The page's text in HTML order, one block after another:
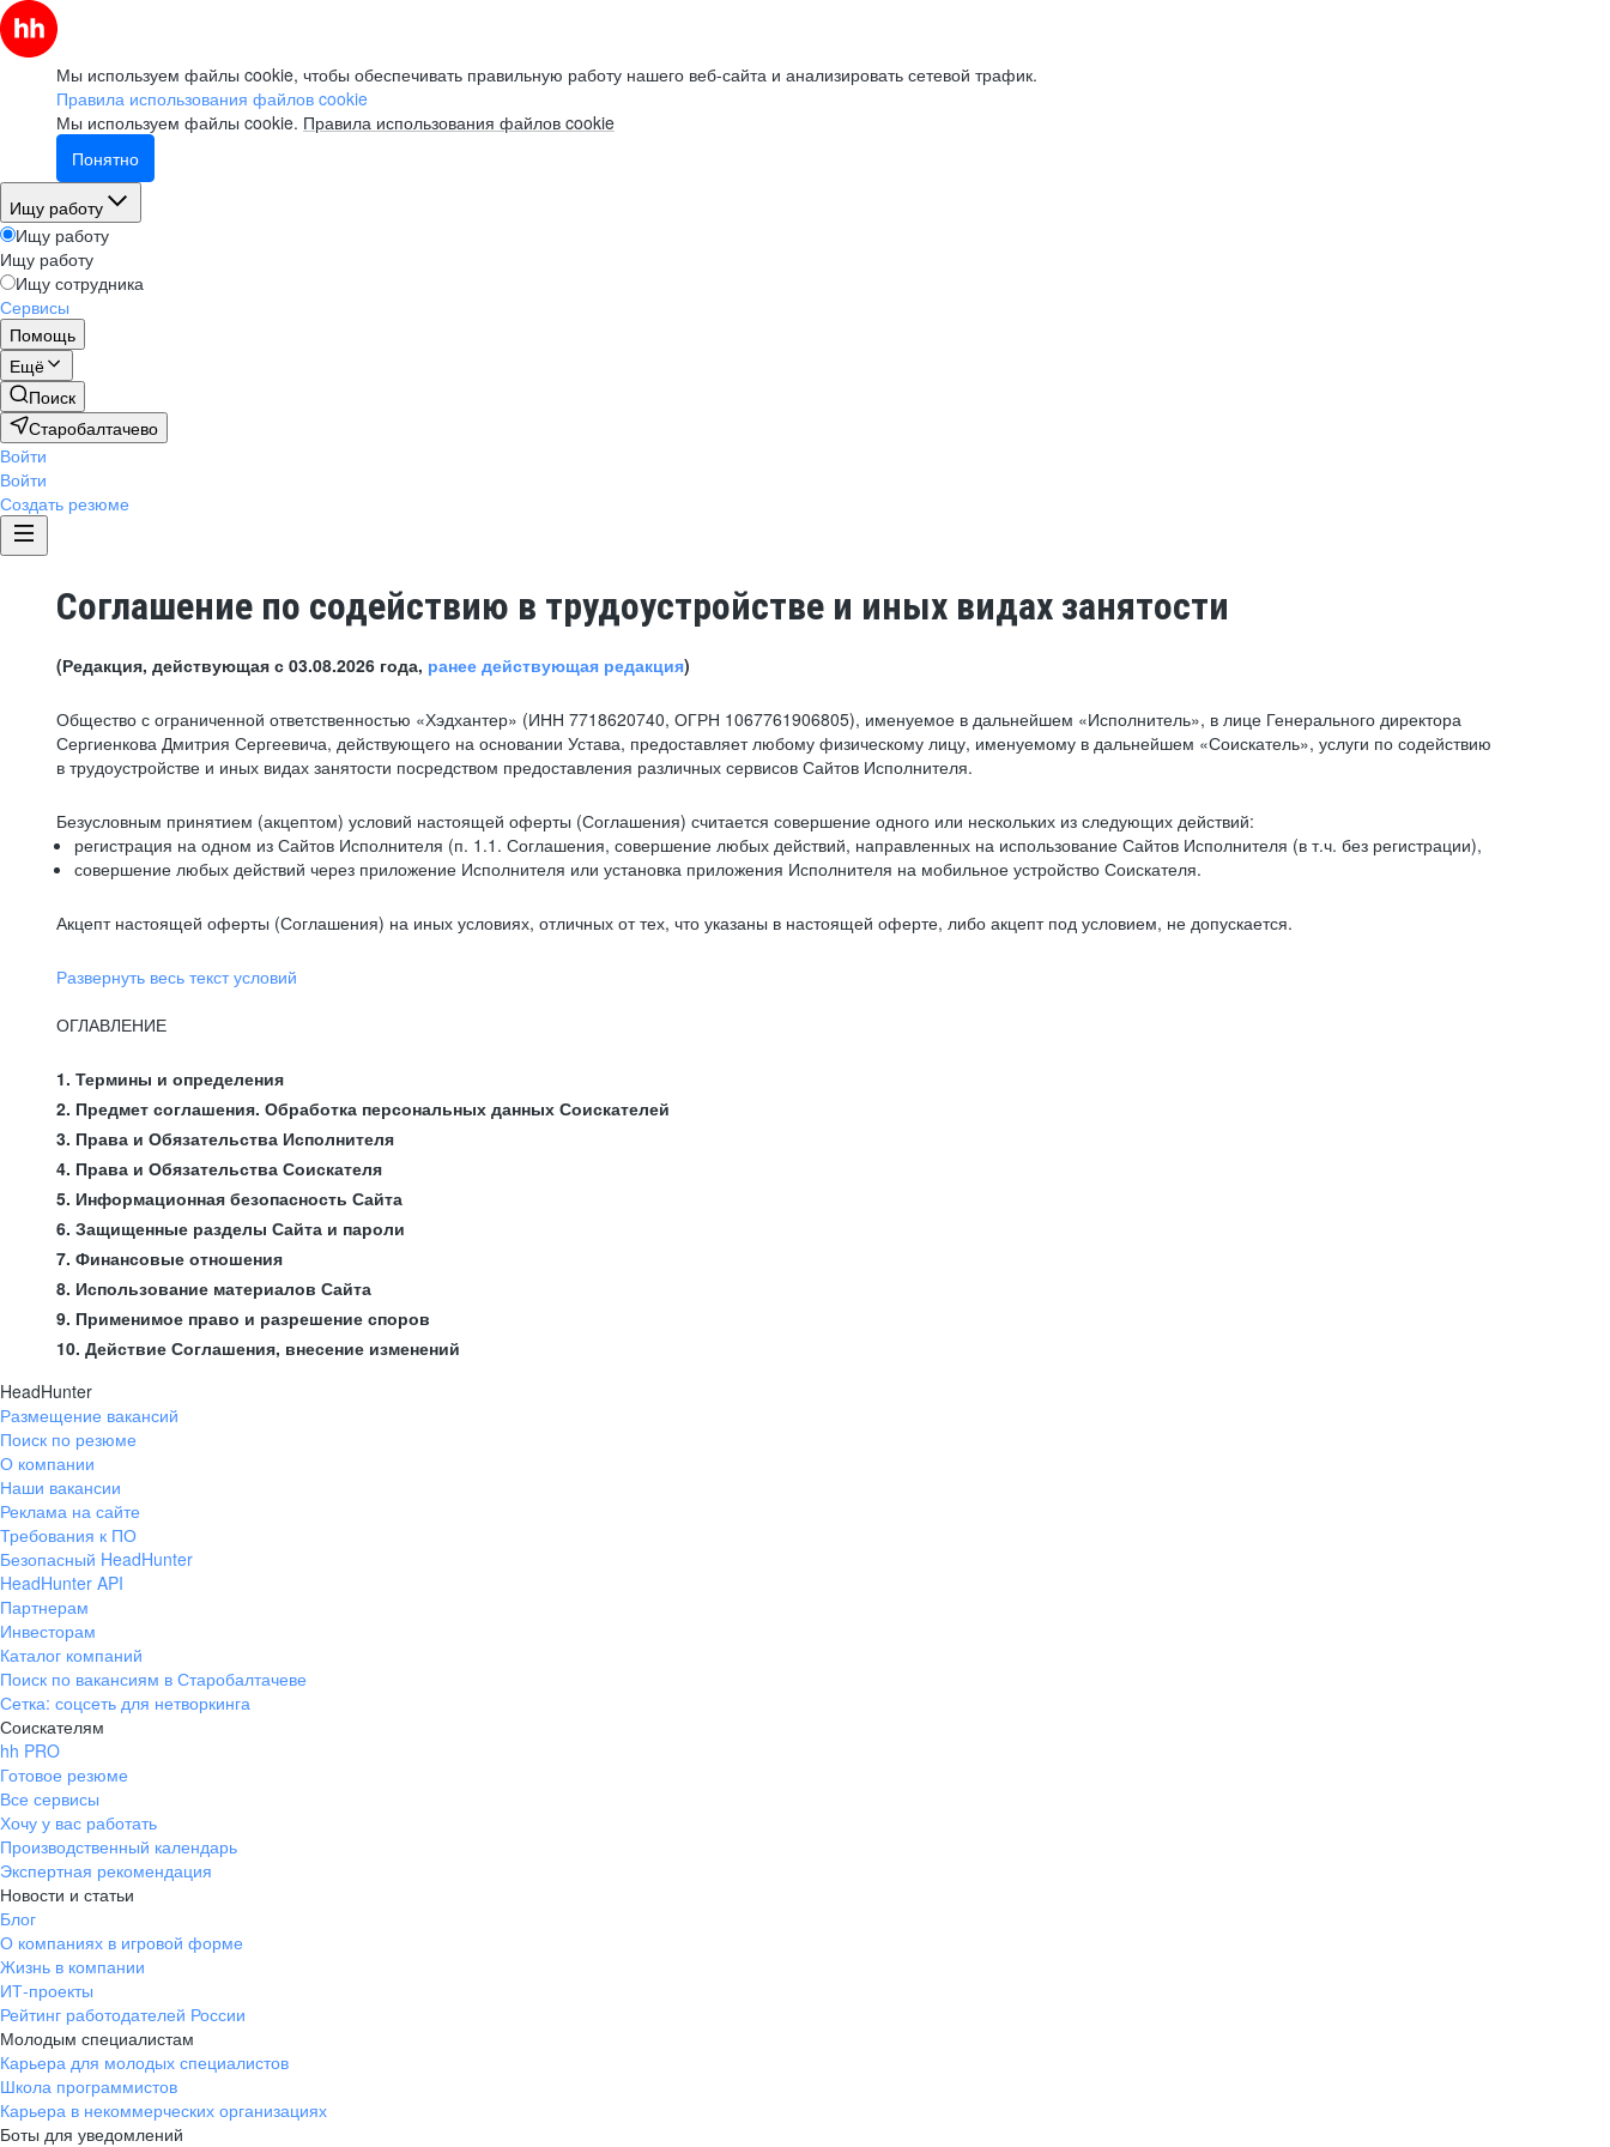
Мы используем файлы cookie, чтобы обеспечивать правильную работу нашего веб-сайта и анализировать сетевой трафик.
Правила использования файлов cookie
Мы используем файлы cookie. Правила использования файлов cookie
Понятно
Ищу работу
Ищу работу
Ищу работу
Ищу сотрудника
Сервисы
Помощь
Ещё
Поиск
Старобалтачево
Войти
Войти
Создать резюме
Соглашение по содействию в трудоустройстве и иных видах занятости
(Редакция, действующая с 03.08.2026 года, ранее действующая редакция)
Общество с ограниченной ответственностью «Хэдхантер» (ИНН 7718620740, ОГРН 1067761906805), именуемое в дальнейшем «Исполнитель», в лице Генерального директора
Сергиенкова Дмитрия Сергеевича, действующего на основании Устава, предоставляет любому физическому лицу, именуемому в дальнейшем «Соискатель», услуги по содействию
в трудоустройстве и иных видах занятости посредством предоставления различных сервисов Сайтов Исполнителя.
Безусловным принятием (акцептом) условий настоящей оферты (Соглашения) считается совершение одного или нескольких из следующих действий:
регистрация на одном из Сайтов Исполнителя (п. 1.1. Соглашения, совершение любых действий, направленных на использование Сайтов Исполнителя (в т.ч. без регистрации),
совершение любых действий через приложение Исполнителя или установка приложения Исполнителя на мобильное устройство Соискателя.
Акцепт настоящей оферты (Соглашения) на иных условиях, отличных от тех, что указаны в настоящей оферте, либо акцепт под условием, не допускается.
Развернуть весь текст условий
ОГЛАВЛЕНИЕ
1. Термины и определения
2. Предмет соглашения. Обработка персональных данных Соискателей
3. Права и Обязательства Исполнителя
4. Права и Обязательства Соискателя
5. Информационная безопасность Сайта
6. Защищенные разделы Сайта и пароли
7. Финансовые отношения
8. Использование материалов Сайта
9. Применимое право и разрешение споров
10. Действие Соглашения, внесение изменений
HeadHunter
Размещение вакансий
Поиск по резюме
О компании
Наши вакансии
Реклама на сайте
Требования к ПО
Безопасный HeadHunter
HeadHunter API
Партнерам
Инвесторам
Каталог компаний
Поиск по вакансиям в Старобалтачеве
Сетка: соцсеть для нетворкинга
Соискателям
hh PRO
Готовое резюме
Все сервисы
Хочу у вас работать
Производственный календарь
Экспертная рекомендация
Новости и статьи
Блог
О компаниях в игровой форме
Жизнь в компании
ИТ-проекты
Рейтинг работодателей России
Молодым специалистам
Карьера для молодых специалистов
Школа программистов
Карьера в некоммерческих организациях
Боты для уведомлений